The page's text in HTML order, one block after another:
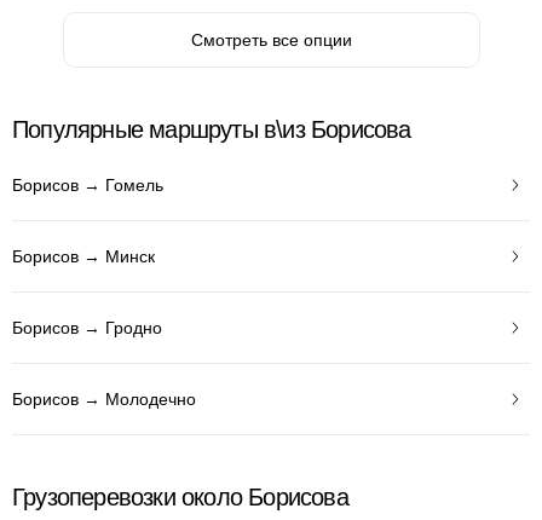
Смотреть все опции
Популярные маршруты в\из Борисова
Борисов → Гомель
Борисов → Минск
Борисов → Гродно
Борисов → Молодечно
Грузоперевозки около Борисова